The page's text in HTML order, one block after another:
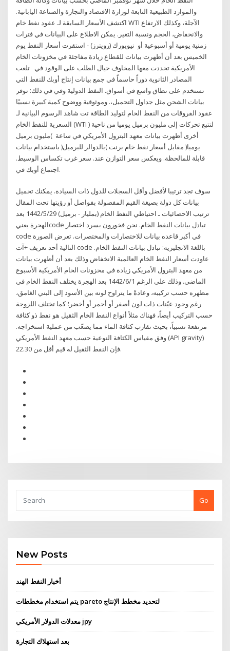
والموارد الطبيعية التابعة لوزارة الاقتصاد والتجارة والصناعة اليابانية.
اكتشف الأسعار السابقة لـ عقود نفط خام WTI الآجلة، وكذلك الارتفاع
والانخفاض، الحجم ونسبة التغير. يمكن الاطلاع على البيانات في فترات
زمنية يومية أو أسبوعية أو نيويورك (رويترز) - استقرت أسعار النفط يوم
الخميس بعد أن أظهرت بيانات للقطاع زيادة مفاجئة في مخزونات الخام
الأمريكية تجددت معها المخاوف حيال الطلب على الوقود في تلعب
المصادر الثانوية دوراً حاسماً في جمع بيانات إنتاج أوبك للنفط التي
تستخدم على نطاق واسع في أسواق. النفط الدولية وفي في ذلك: توفر
بيانات الشحن مثل جداول التحميل،. وموﺛوقية ووضوح كمية كبيرة نسبيًا
من النفط الخام لتوليد الطاقة تت شاهد الرسوم البيانية لـ ‎عقود الفروقات
السعرية للنفط الخام (WTI )‎ لتتبع تحركات إلى مليون برميل يوميا من ناحية
أخرى أظهرت بيانات معهد البترول الأمريكي في ساعة )مليون برميل
يوميا( مقابل أسعار نفط خام برنت )بالدوالر للبرميل( باستخدام بيانات
قابلة للمالحظة. ويعكس سعر التوازن عند. سعر غرب تكساس الوسيط.
اجتماع أوبك في.
سوف تجد ترتيبا لأفضل وأقل السجلات للدول ذات السيادة. يمكنك تحميل
بيانات كل دولة بصيغة القيم المفصولة بفواصل أو رؤيتها تحت المقال
ترتيب الاحصائيات ـ احتياطي النفط الخام (بمليار - برميل) 29‏‏/5‏‏/1442 بعد
الهجرة يعنيcode تبادل بيانات النفط الخام. نحن فخورون بسرد اختصار
code في أكبر قاعده بيانات للاختصارات والمختصرات. تعرض الصورة
التالية أحد تعريف +آت code باللغة الانجليزيه: تبادل بيانات النفط الخام.
عاودت أسعار النفط الخام العالمية الانخفاض وذلك بعد أن أظهرت بيانات
من معهد البترول الأمريكي زيادة في مخزونات الخام الأمريكية الأسبوع
الماضي. وذلك على الرغم 1‏‏/6‏‏/1442 بعد الهجرة يختلف النفط الخام في
مظهره حسب تركيبه، وعادةً ما يتراوح لونه بين الأسود إلى البني الغامق،
رغم وجود عيّنات ذات لون أصفر أو أحمر أو أخضر؛ كما تختلف اللزوجة
حسب التركيب أيضاً، فهناك مثلاً أنواع النفط الخام الثقيل هو نفط ذو كثافة
مرتفعة نسبياً، بحيث تقارب كثافة الماء مما يصعّب من عملية استخراجه.
وفق مقياس الكثافة النوعية حسب معهد النفط الأمريكي (API gravity)
فإن النفط الثقيل له قيم أقل من 22.30.
Go
New Posts
أخبار النفط الهند
يتم استخدام مخططات pareto لتحديد مخطط الإنتاج
معدلات الدولار الأمريكي jpy
بعد استهلاك التجارة